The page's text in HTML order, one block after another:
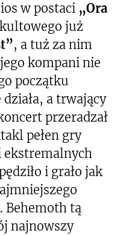
w postaci „Ora
już
, a tuż za nim
kompani nie
początku
a trwający
przeradzał
pełen gry
ekstremalnych
i grało jak
Behemoth tą
najnowszy